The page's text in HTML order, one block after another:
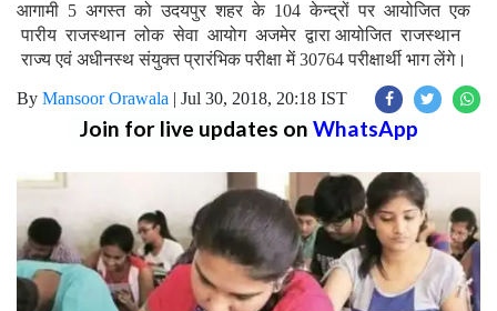
आगामी 5 अगस्त को उदयपुर शहर के 104 केन्द्रों पर आयोजित एक
पारीय राजस्थान लोक सेवा आयोग अजमेर द्वारा आयोजित राजस्थान
राज्य एवं अधीनस्थ संयुक्त प्रारंभिक परीक्षा में 30764 परीक्षार्थी भाग लेंगे।
By Mansoor Orawala | Jul 30, 2018, 20:18 IST
Join for live updates on WhatsApp